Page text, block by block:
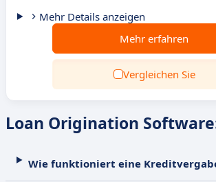
Mehr Details anzeigen
Mehr erfahren
Vergleichen Sie
Loan Origination
Wie funktioniert eine